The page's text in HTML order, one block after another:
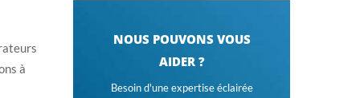
à
NOUS POUVONS VOUS
AIDER ?
Besoin d'une expertise éclairée